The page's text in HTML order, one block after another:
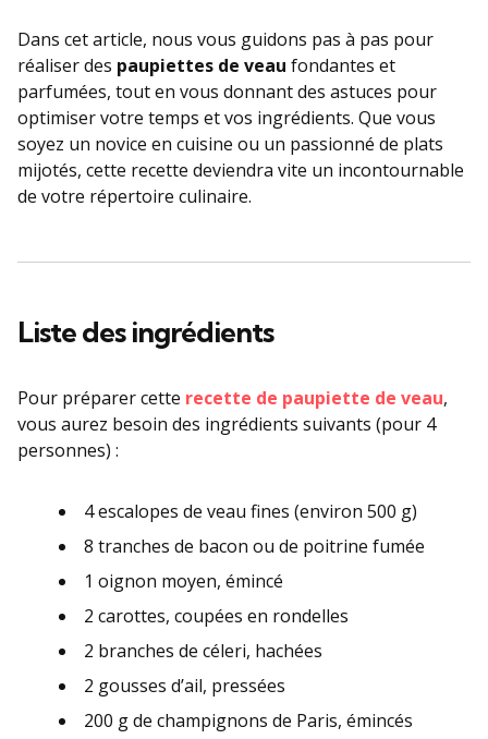
Dans cet article, nous vous guidons pas à pas pour
réaliser des paupiettes de veau fondantes et
parfumées, tout en vous donnant des astuces pour
optimiser votre temps et vos ingrédients. Que vous
soyez un novice en cuisine ou un passionné de plats
mijotés, cette recette deviendra vite un incontournable
de votre répertoire culinaire.
Liste des ingrédients
Pour préparer cette recette de paupiette de veau,
vous aurez besoin des ingrédients suivants (pour 4
personnes) :
4 escalopes de veau fines (environ 500 g)
8 tranches de bacon ou de poitrine fumée
1 oignon moyen, émincé
2 carottes, coupées en rondelles
2 branches de céleri, hachées
2 gousses d’ail, pressées
200 g de champignons de Paris, émincés